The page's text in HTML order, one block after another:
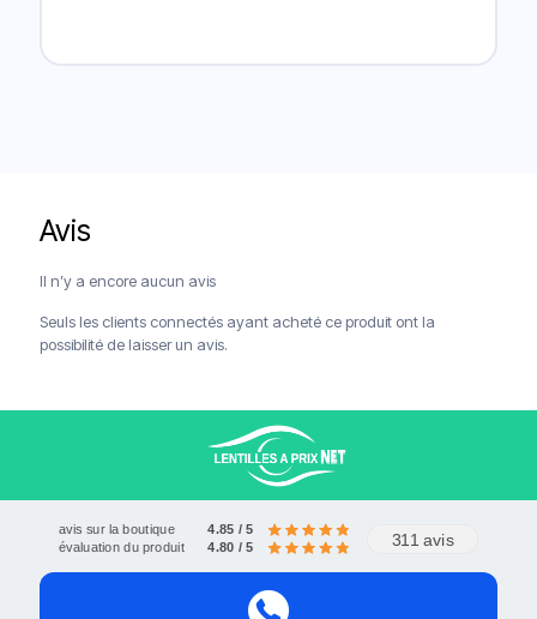
Avis
Il n’y a encore aucun avis
Seuls les clients connectés ayant acheté ce produit ont la
possibilité de laisser un avis.
Paiements sécurisés
avis sur la boutique 4.85 / 5
évaluation du produit 4.80 / 5 311 avis